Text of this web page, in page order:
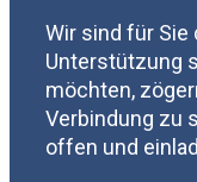
Wir sind für Sie
Unterstützung
möchten,
Verbindung zu
offen und